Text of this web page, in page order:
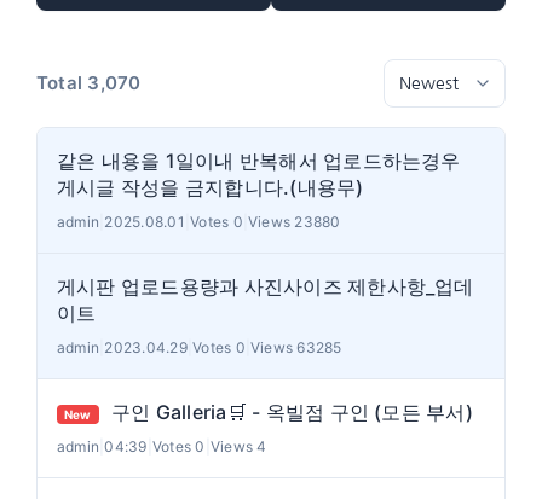
Total 3,070
같은 내용을 1일이내 반복해서 업로드하는경우
게시글 작성을 금지합니다.(내용무)
admin 2025.08.01 |Votes 0 |Views 23880
게시판 업로드용량과 사진사이즈 제한사항_업데
이트
admin 2023.04.29|Votes 0 |Views 63285
New 구인 Galleria🛒 - 옥빌점 구인 (모든 부서)
admin |04:39 Votes 0 Views 4